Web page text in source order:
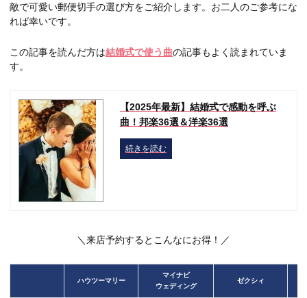
敵で可愛い郵便切手の選び方をご紹介します。お二人のご参考にな
れば幸いです。
この記事を読んだ方は結婚式で使う曲の記事もよく読まれていま
す。
【2025年最新】結婚式で感動を呼ぶ
曲！邦楽36選＆洋楽36選
続きを読む
＼来店予約するとこんなにお得！／
ハウツーマリー
マイナビ
ウェディング
ゼクシィ